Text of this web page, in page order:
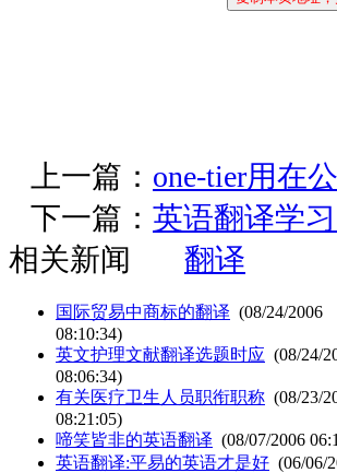
上一篇： one-tier用在
下一篇： 英语翻译学
相关新闻
翻译
国际贸易中商标的翻译 (08/24/2006
08:10:34)
英文护理文献翻译选题时应 (08/24/
08:06:34)
有关医疗卫生人员职衔职称 (08/23/
08:21:05)
啼笑皆非的英语翻译 (08/07/2006
英语翻译:平易的英语才是好 (06/06/